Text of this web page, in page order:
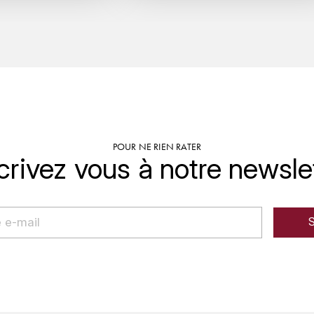
POUR NE RIEN RATER
vous à notre